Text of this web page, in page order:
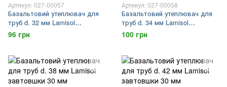
Артикул: 027-00057
Базальтовий утеплювач для
труб d. 32 мм Lamisol
завтовшки 30 мм
96 грн
Артикул: 027-00058
Базальтовий утеплювач для
труб d. 34 мм Lamisol
завтовшки 30 мм
100 грн